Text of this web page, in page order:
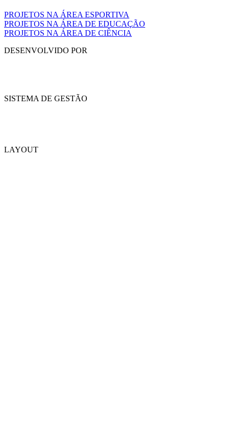
PROJETOS NA ÁREA ESPORTIVA
PROJETOS NA ÁREA DE EDUCAÇÃO
PROJETOS NA ÁREA DE CIÊNCIA
DESENVOLVIDO POR
SISTEMA DE GESTÃO
LAYOUT